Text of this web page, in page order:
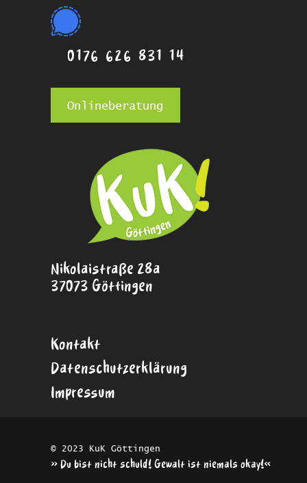
0176 626 831 14
Onlineberatung
Nikolaistraße 28a
37073 Göttingen
Kontakt
Datenschutzerklärung
Impressum
© 2023 KuK Göttingen
»Du bist nicht schuld! Gewalt ist niemals okay!«